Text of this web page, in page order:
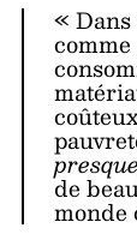
« Dans
de
monde